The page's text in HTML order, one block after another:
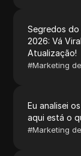
Segredos
2026: Vá
Atualização!
#Marketing
Eu analisei
aqui está o
#Marketing